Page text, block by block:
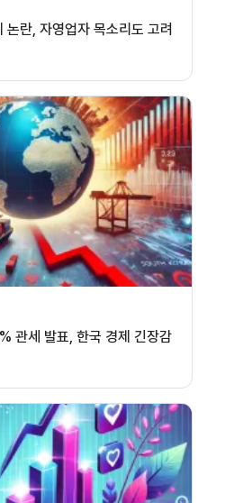
란, 자영업자 목소리도 고려
관세 발표, 한국 경제 긴장감